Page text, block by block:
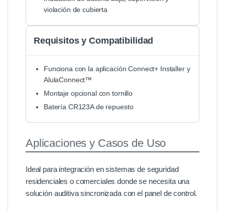
violación de cubierta
Requisitos y Compatibilidad
Funciona con la aplicación Connect+ Installer y
AlulaConnect™
Montaje opcional con tornillo
Batería CR123A de repuesto
Aplicaciones y Casos de Uso
Ideal para integración en sistemas de seguridad
residenciales o comerciales donde se necesita una
solución auditiva sincronizada con el panel de control.